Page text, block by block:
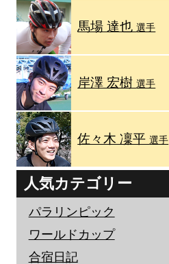
馬場 達也選手
岸澤 宏樹選手
佐々木 凜平選手
人気カテゴリー
パラリンピック
ワールドカップ
合宿日記